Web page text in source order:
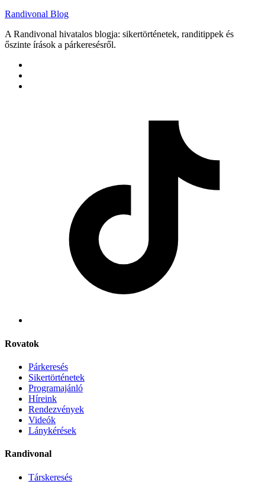
Randivonal Blog
A Randivonal hivatalos blogja: sikertörténetek, randitippek és
őszinte írások a párkeresésről.
Rovatok
Párkeresés
Sikertörténetek
Programajánló
Híreink
Rendezvények
Videók
Lánykérések
Randivonal
Társkeresés